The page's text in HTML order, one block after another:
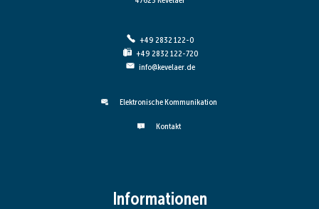
+49 2832 122-0
+49 2832 122-720
info@kevelaer.de
Elektronische Kommunikation
Kontakt
Informationen